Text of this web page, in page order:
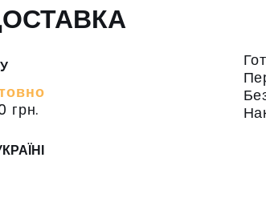
грн.